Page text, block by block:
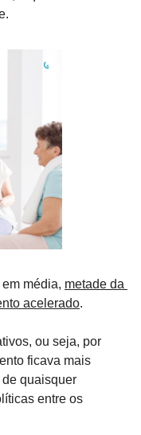
média, metade da
acelerado.
ou seja, por
ficava mais
quaisquer
entre os